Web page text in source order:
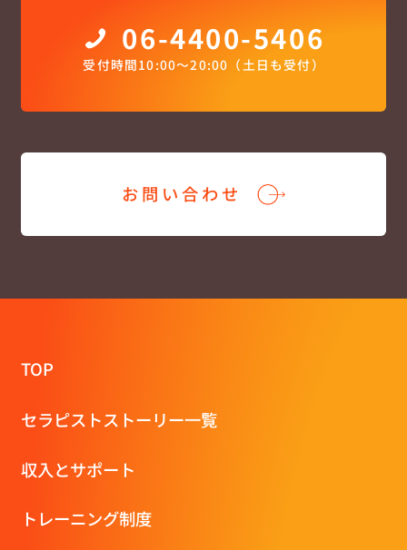
06-4400-5406
受付時間10:00〜20:00（土日も受付）
お問い合わせ
TOP
セラピストストーリー一覧
収⼊とサポート
トレーニング制度